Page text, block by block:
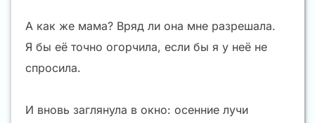
А как же мама? Вряд ли она мне разрешала.
Я бы её точно огорчила, если бы я у неё не
спросила.
И вновь заглянула в окно: осенние лучи